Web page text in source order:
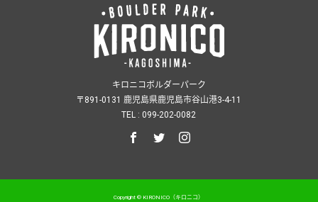
キロニコボルダーパーク
〒891-0131 鹿児島県鹿児島市谷山港3-4-11
TEL : 099-202-0082
Copyright © KIRONICO（キロニコ）